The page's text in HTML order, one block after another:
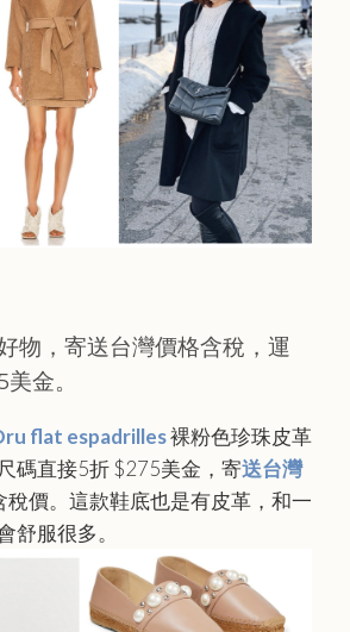
物，寄送台灣價格含稅，運
金。
flat espadrilles裸粉色珍珠皮革
碼直接5折$275美金，寄送台灣
稅價。這款鞋底也是有皮革，和一
舒服很多。